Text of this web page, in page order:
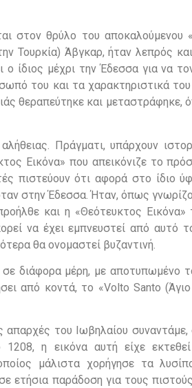
στον θρύλο του αποκαλούμενου
Τουρκία) Άβγκαρ, ήταν λεπρός
ίδιος μέχρι την Έδεσσα για να
του και τα χαρακτηριστικά
θεραπεύτηκε και μεταστράφηκε,
Πράγματι, υπάρχουν
Εικόνα» που απεικόνιζε το
πιστεύουν ότι αφορά στο ίδιο
στην Έδεσσα. Ήταν, όπως
και η «Θεότευκτος Εικόνα»
να έχει εμπνευστεί από αυτό
θα ονομαστεί βυζαντινή.
σε διάφορα μέρη, με αποτυπωμένο
από κοντά, το «Volto Santo
του Ιωβηλαίου συναντάμε,
η εικόνα αυτή είχε
μάλιστα χορήγησε τα
ετήσια παράδοση για τους